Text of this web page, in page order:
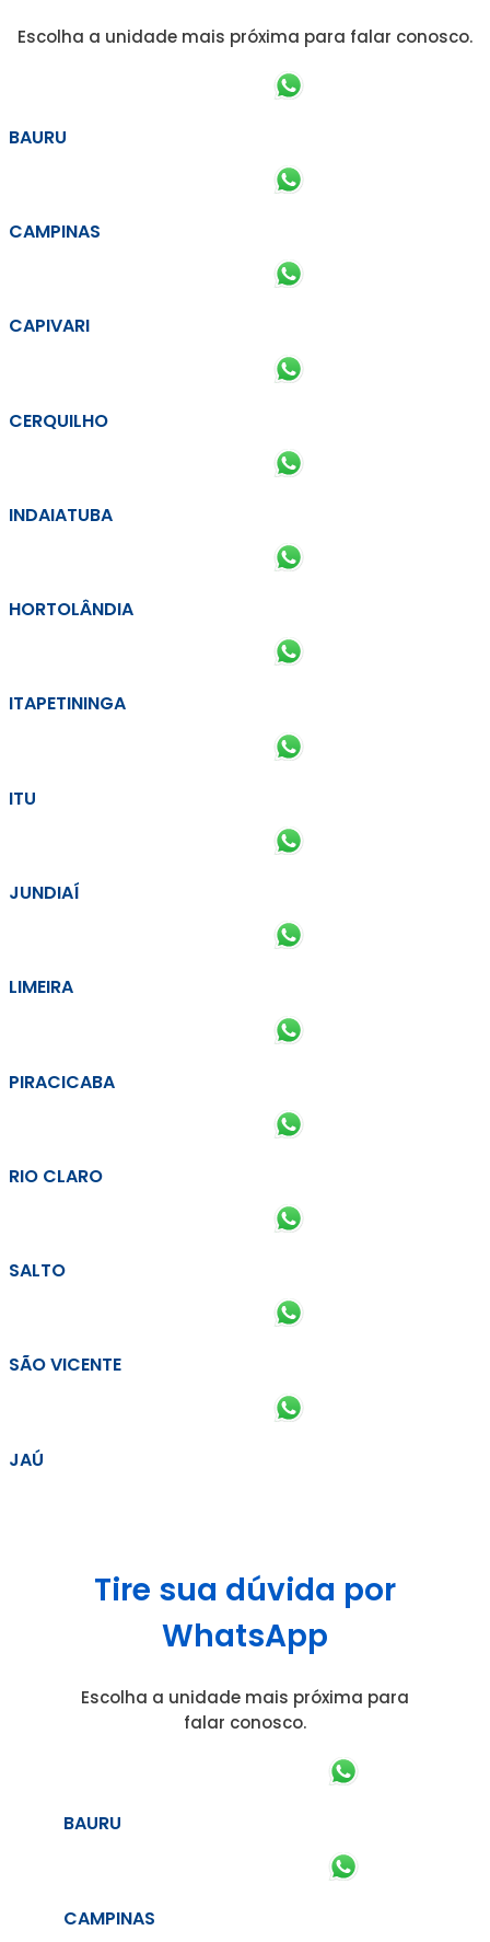
Escolha a unidade mais próxima para falar conosco.
BAURU
CAMPINAS
CAPIVARI
CERQUILHO
INDAIATUBA
HORTOLÂNDIA
ITAPETININGA
ITU
JUNDIAÍ
LIMEIRA
PIRACICABA
RIO CLARO
SALTO
SÃO VICENTE
JAÚ
Tire sua dúvida por
WhatsApp
Escolha a unidade mais próxima para
falar conosco.
BAURU
CAMPINAS